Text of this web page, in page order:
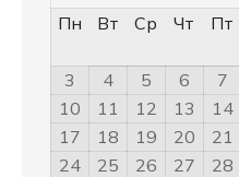
Пн
Вт Ср Чт Пт
3
4 5 6 7
10
11 12 13 14
17
18 19 20 21
24
25 26 27 28